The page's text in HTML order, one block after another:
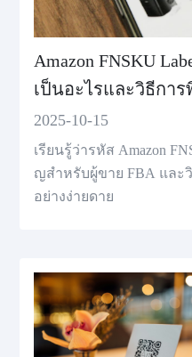
Amazon FNSKU
เป็นอะไรและวิธีกา
FBA
2025-10-15
เรียนรู้ว่ารหัส Amazon
ญสําหรับผู้ขาย FBA และ
อย่างง่ายดาย